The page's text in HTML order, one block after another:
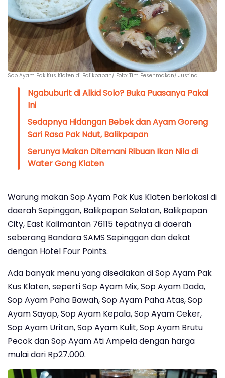
Sop Ayam Pak Kus Klaten di Balikpapan/ Foto: Tim Pesenmakan/ Justina
Ngabuburit di Alkid Solo? Buka Puasanya Pakai
Ini
Sedapnya Hidangan Bebek dan Ayam Goreng
Sari Rasa Pak Ndut, Balikpapan
Serunya Makan Ditemani Ribuan Ikan Nila di
Water Gong Klaten
Warung makan Sop Ayam Pak Kus Klaten berlokasi di
daerah Sepinggan, Balikpapan Selatan, Balikpapan
City, East Kalimantan 76115 tepatnya di daerah
seberang Bandara SAMS Sepinggan dan dekat
dengan Hotel Four Points.
Ada banyak menu yang disediakan di Sop Ayam Pak
Kus Klaten, seperti Sop Ayam Mix, Sop Ayam Dada,
Sop Ayam Paha Bawah, Sop Ayam Paha Atas, Sop
Ayam Sayap, Sop Ayam Kepala, Sop Ayam Ceker,
Sop Ayam Uritan, Sop Ayam Kulit, Sop Ayam Brutu
Pecok dan Sop Ayam Ati Ampela dengan harga
mulai dari Rp27.000.